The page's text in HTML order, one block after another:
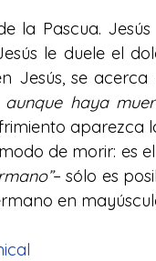
la Pascua.
le duele el
Jesús, se
haya
aparezca
de morir: es
– sólo es
en